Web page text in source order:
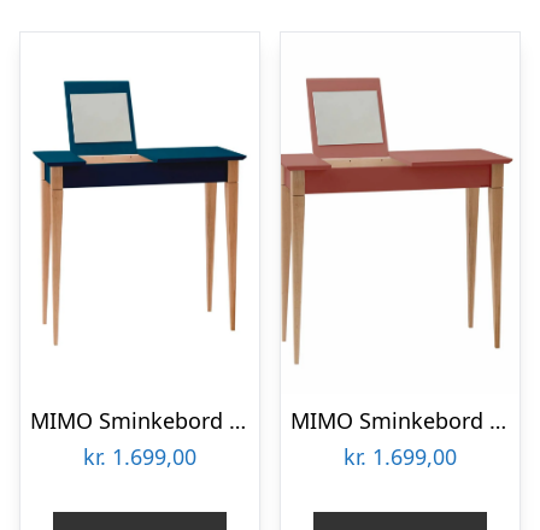
MIMO Sminkebord med spejl – 65x35cm Petrol Blue
kr. 1.699,00
MIMO Sminkebord med spejl 85x35cm Antik pink
kr. 1.699,00